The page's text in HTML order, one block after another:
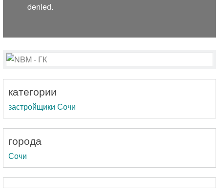
denied.
категории
застройщики Сочи
города
Сочи